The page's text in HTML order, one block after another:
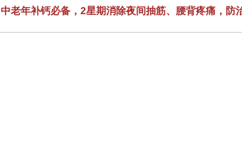
中老年补钙必备，2星期消除夜间抽筋、腰背疼痛，防